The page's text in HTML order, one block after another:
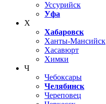
Уссурийск
Уфа
Х
Хабаровск
Ханты-Мансийск
Хасавюрт
Химки
Ч
Чебоксары
Челябинск
Череповец